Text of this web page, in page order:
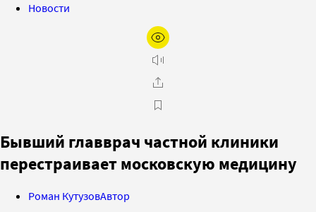
Новости
Бывший главврач частной клиники
перестраивает московскую медицину
Роман КутузовАвтор